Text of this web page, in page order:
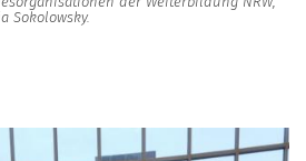
Sokolowsky.